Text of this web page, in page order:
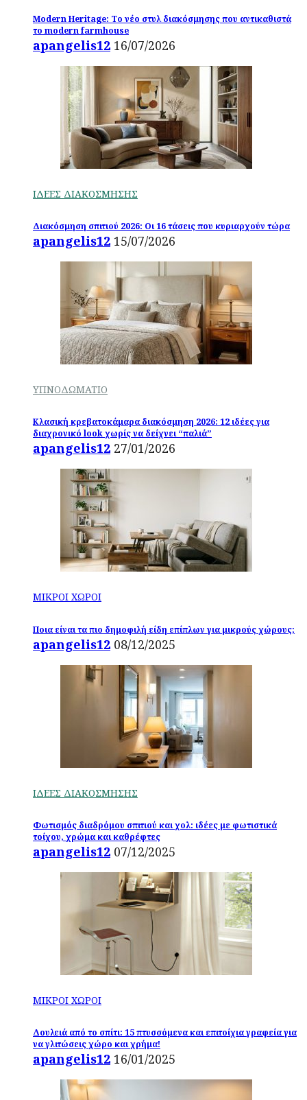
Modern Heritage: Το νέο στυλ διακόσμησης που αντικαθιστά
το modern farmhouse
apangelis12 16/07/2026
ΙΔΕΕΣ ΔΙΑΚΟΣΜΗΣΗΣ
Διακόσμηση σπιτιού 2026: Οι 16 τάσεις που κυριαρχούν τώρα
apangelis12 15/07/2026
ΥΠΝΟΔΩΜΑΤΙΟ
Κλασική κρεβατοκάμαρα διακόσμηση 2026: 12 ιδέες για
διαχρονικό look χωρίς να δείχνει “παλιά”
apangelis12 27/01/2026
ΜΙΚΡΟΙ ΧΩΡΟΙ
Ποια είναι τα πιο δημοφιλή είδη επίπλων για μικρούς χώρους;
apangelis12 08/12/2025
ΙΔΕΕΣ ΔΙΑΚΟΣΜΗΣΗΣ
Φωτισμός διαδρόμου σπιτιού και χολ: ιδέες με φωτιστικά
τοίχου, χρώμα και καθρέφτες
apangelis12 07/12/2025
ΜΙΚΡΟΙ ΧΩΡΟΙ
Δουλειά από το σπίτι: 15 πτυσσόμενα και επιτοίχια γραφεία για
να γλιτώσεις χώρο και χρήμα!
apangelis12 16/01/2025